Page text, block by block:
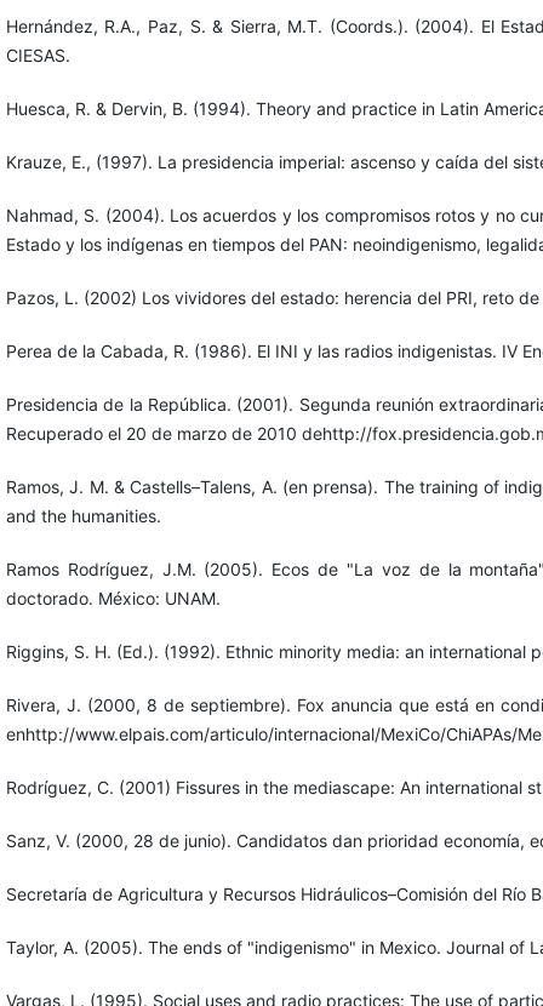
Hernández, R.A., Paz, S. & Sierra, M.T. (Coords.). (2004). El
CIESAS.
Huesca, R. & Dervin, B. (1994). Theory and practice in Latin
Krauze, E., (1997). La presidencia imperial: ascenso y caída del
Nahmad, S. (2004). Los acuerdos y los compromisos rotos y no
Estado y los indígenas en tiempos del PAN: neoindigenismo,
Pazos, L. (2002) Los vividores del estado: herencia del PRI, reto de
Perea de la Cabada, R. (1986). El INI y las radios indigenistas. IV
Presidencia de la República. (2001). Segunda reunión
Recuperado el 20 de marzo de 2010 dehttp://
Ramos, J. M. & Castells–Talens, A. (en prensa). The training of
and the humanities.
Ramos Rodríguez, J.M. (2005). Ecos de "La voz de la
doctorado. México: UNAM.
Riggins, S. H. (Ed.). (1992). Ethnic minority media: an international
Rivera, J. (2000, 8 de septiembre). Fox anuncia que está en
enhttp://www.elpais.com/articulo/internacional/MexiCo/ChiAPAs/
Rodríguez, C. (2001) Fissures in the mediascape: An international
Sanz, V. (2000, 28 de junio). Candidatos dan prioridad economía,
Secretaría de Agricultura y Recursos Hidráulicos–Comisión del
Taylor, A. (2005). The ends of "indigenismo" in Mexico. Journal of
Vargas, L. (1995). Social uses and radio practices: The use of